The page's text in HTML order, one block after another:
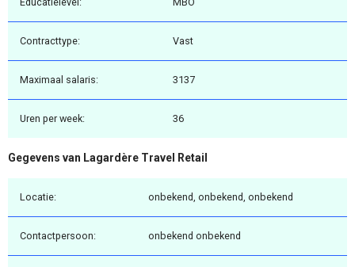
Contracttype: Vast
Maximaal salaris: 3137
Uren per week: 36
Gegevens van Lagardère Travel Retail
Locatie: onbekend, onbekend, onbekend
Contactpersoon: onbekend onbekend